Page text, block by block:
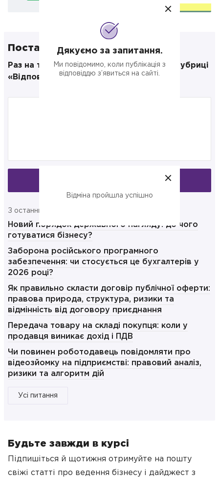
Поставте своє запитання
Раз на тиждень публікуємо відповіді в рубриці
«Відповідаємо на запитання»
З останнього:
Новий порядок державного нагляду: до чого
готуватися бізнесу?
Заборона російського програмного
забезпечення: чи стосується це бухгалтерів у
2026 році?
Як правильно скласти договір публічної оферти:
правова природа, структура, ризики та
відмінність від договору приєднання
Передача товару на складі покупця: коли у
продавця виникає дохід і ПДВ
Чи повинен роботодавець повідомляти про
відеозйомку на підприємстві: правовий аналіз,
ризики та алгоритм дій
Усі питання
Будьте завжди в курсі
Підпишіться й щотижня отримуйте на пошту
свіжі статті про ведення бізнесу і дайджест з
Дякуємо за запитання.
Ми повідомимо, коли публікація з
відповіддю з’явиться на сайті.
Відміна пройшла успішно